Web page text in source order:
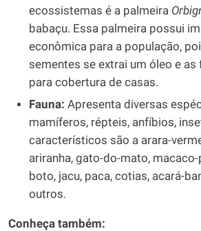
ecossistemas é a palmeira
babaçu. Essa palmeira possui
econômica para a população,
sementes se extrai um óleo e as
para cobertura de casas.
Fauna: Apresenta diversas
mamíferos, répteis, anfíbios,
característicos são a arara-
ariranha, gato-do-mato,
boto, jacu, paca, cotias, acará-
outros.
Conheça também: